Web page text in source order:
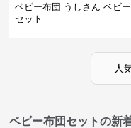
ベビー布団 うしさん ベビ
セット
人
ベビー布団セットの新